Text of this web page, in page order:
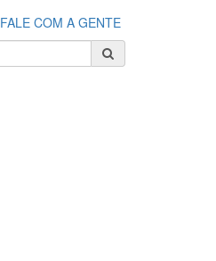
FALE COM A GENTE